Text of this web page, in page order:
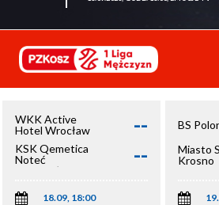
WKK Active
Hotel Wrocław
--
KSK Qemetica
Noteć
Inowrocław
--
18.09, 18:00
BS
Miasto
Krosno